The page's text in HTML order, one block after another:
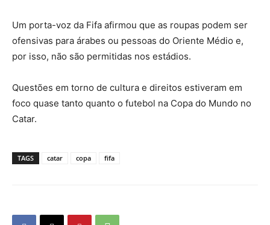
Um porta-voz da Fifa afirmou que as roupas podem ser
ofensivas para árabes ou pessoas do Oriente Médio e,
por isso, não são permitidas nos estádios.
Questões em torno de cultura e direitos estiveram em
foco quase tanto quanto o futebol na Copa do Mundo no
Catar.
TAGS catar copa fifa